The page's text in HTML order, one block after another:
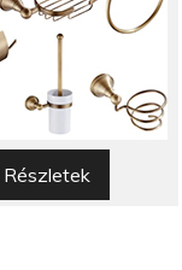
Részletek